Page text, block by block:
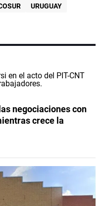
URUGUAY
negociaciones con
crece la